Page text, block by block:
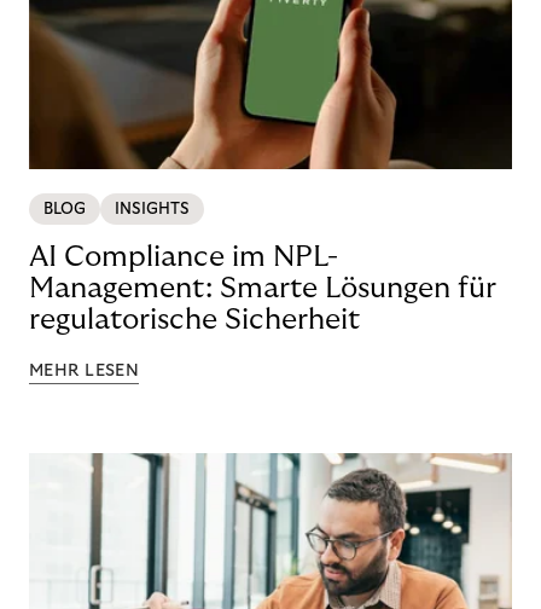
BLOG INSIGHTS
AI Compliance im NPL-
Management: Smarte Lösungen für
regulatorische Sicherheit
MEHR LESEN